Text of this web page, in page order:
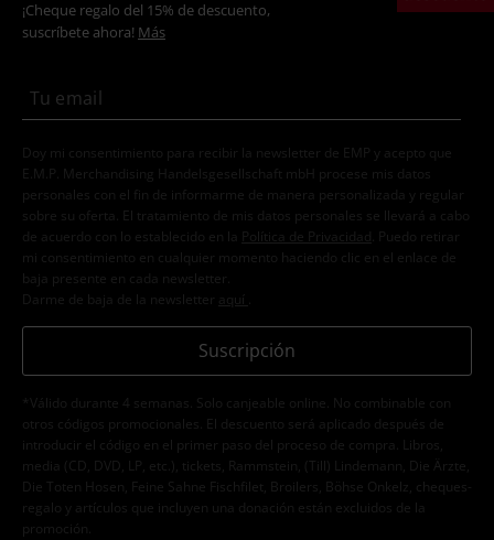
¡Cheque regalo del 15% de descuento,
suscríbete ahora! Más
Doy mi consentimiento para recibir la newsletter de EMP y acepto que
E.M.P. Merchandising Handelsgesellschaft mbH procese mis datos
personales con el fin de informarme de manera personalizada y regular
sobre su oferta. El tratamiento de mis datos personales se llevará a cabo
de acuerdo con lo establecido en la
Política de Privacidad . Puedo retirar
mi consentimiento en cualquier momento haciendo clic en el enlace de
baja presente en cada newsletter.
Darme de baja de la newsletter
aquí
Suscripción
*Válido durante 4 semanas. Solo canjeable online. No combinable con
otros códigos promocionales. El descuento será aplicado después de
introducir el código en el primer paso del proceso de compra. Libros,
media (CD, DVD, LP, etc.), tickets, Rammstein, (Till) Lindemann, Die Ärzte,
Die Toten Hosen, Feine Sahne Fischfilet, Broilers, Böhse Onkelz, cheques-
regalo y artículos que incluyen una donación están excluidos de la
promoción.